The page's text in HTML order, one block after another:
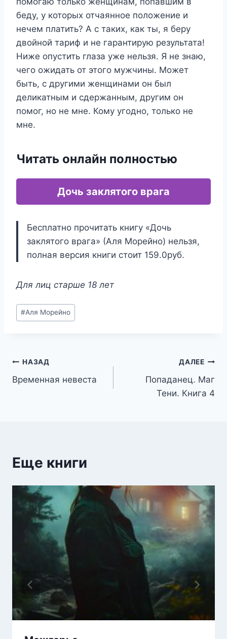
беду, у которых отчаянное положение и
нечем платить? А с таких, как ты, я беру
двойной тариф и не гарантирую результата!
Ниже опустить глаза уже нельзя. Я не знаю,
чего ожидать от этого мужчины. Может
быть, с другими женщинами он был
деликатным и сдержанным, другим он
помог, но не мне. Кому угодно, только не
мне.
Читать онлайн полностью
Дочь заклятого врага
Бесплатно прочитать книгу «Дочь
заклятого врага» (Аля Морейно) нельзя,
полная версия книги стоит 159.0руб.
Для лиц старше 18 лет
Метки
записи:
#Аля Морейно
Навигация
по
НАЗАД
Временная невеста
ДАЛЕЕ
Попаданец. Маг
Тени. Книга 4
Еще книги